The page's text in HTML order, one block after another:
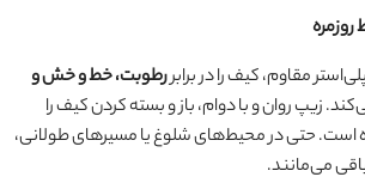
روزمره
رطوبت، خط و خش و
زیپ روان و با دوام، باز و بسته کردن کیف را
است. حتی در محیط‌های شلوغ یا مسیرهای طولانی،
می‌مانند.